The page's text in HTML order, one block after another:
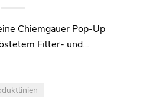
Chiemgauer Pop-Up
Filter- und…